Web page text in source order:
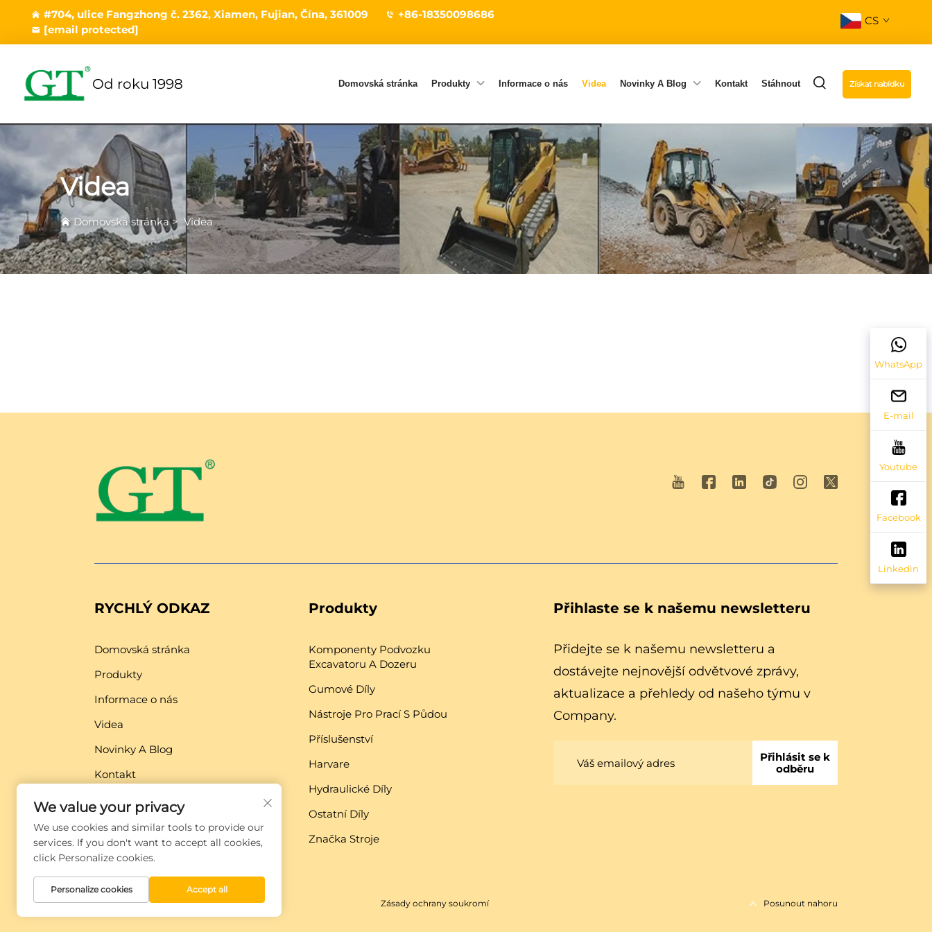
#704, ulice Fangzhong č. 2362, Xiamen, Fujian, Čína, 361009
+86-18350098686
[email protected]
CS
Od roku 1998 Domovská stránka Produkty Informace o nás Videa Novinky A Blog Kontakt Stáhnout Získat nabídku
Videa
Domovská stránka> Videa
WhatsApp
E-mail
Youtube
Facebook
Linkedin
RYCHLÝ ODKAZ
Domovská stránka
Produkty
Informace o nás
Videa
Novinky A Blog
Kontakt
Produkty
Komponenty Podvozku
Excavatoru A Dozeru
Gumové Díly
Nástroje Pro Prací S Půdou
Příslušenství
Harvare
Hydraulické Díly
Ostatní Díly
Značka Stroje
Přihlaste se k našemu newsletteru
Přidejte se k našemu newsletteru a
dostávejte nejnovější odvětvové zprávy,
aktualizace a přehledy od našeho týmu v
Company.
Přihlásit se k
odběru
Copyright © Xiamen Globe Machine Co.,ltd. Zásady ochrany soukromí Posunout nahoru
We value your privacy
We use cookies and similar tools to provide our
services. If you don't want to accept all cookies,
click Personalize cookies.
Personalize cookies Accept all